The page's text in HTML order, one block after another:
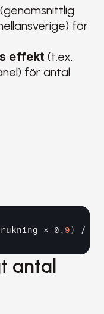
(genomsnittlig
för
effekt (t.ex.
för antal
× 0 , 9) /
antal